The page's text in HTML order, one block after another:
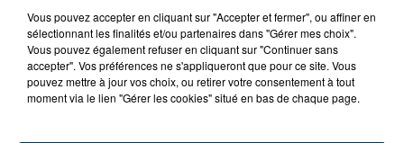
TITRES DIFFUSÉS
9h16
9h16 9h09
9h09
Vous pouvez accepter en cliquant sur "Accepter et fermer", ou affiner en
sélectionnant les finalités et/ou partenaires dans "Gérer mes choix".
Vous pouvez également refuser en cliquant sur "Continuer sans
accepter". Vos préférences ne s'appliqueront que pour ce site. Vous
pouvez mettre à jour vos choix, ou retirer votre consentement à tout
moment via le lien "Gérer les cookies" situé en bas de chaque page.